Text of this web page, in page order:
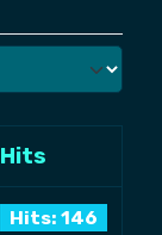
Hits
Hits: 146